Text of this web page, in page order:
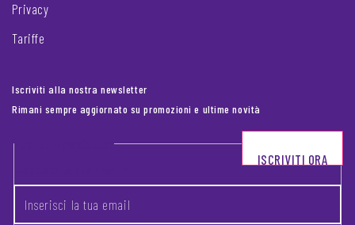
Privacy
Tariffe
Iscriviti alla nostra newsletter
Rimani sempre aggiornato su promozioni e ultime novità
Footer newsletter
ISCRIVITI ORA